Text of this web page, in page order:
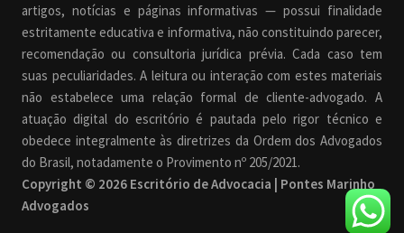
artigos, notícias e páginas informativas — possui finalidade
estritamente educativa e informativa, não constituindo parecer,
recomendação ou consultoria jurídica prévia. Cada caso tem
suas peculiaridades. A leitura ou interação com estes materiais
não estabelece uma relação formal de cliente-advogado. A
atuação digital do escritório é pautada pelo rigor técnico e
obedece integralmente às diretrizes da Ordem dos Advogados
do Brasil, notadamente o Provimento nº 205/2021.
Copyright © 2026 Escritório de Advocacia | Pontes Marinho
Advogados